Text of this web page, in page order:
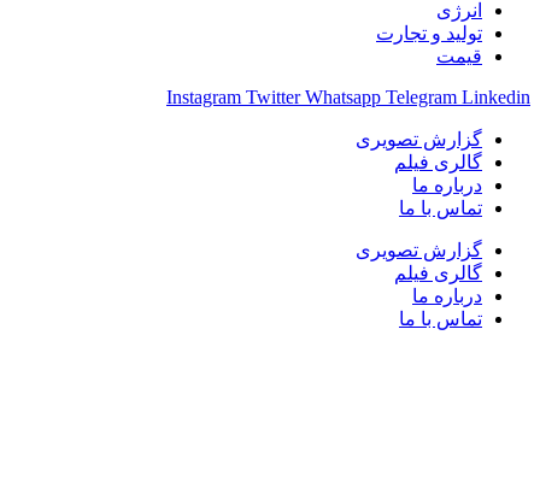
انرژی
تولید و تجارت
قیمت
Instagram Twitter Whatsapp Telegram Linkedin
گزارش تصویری
گالری فیلم
درباره ما
تماس با ما
گزارش تصویری
گالری فیلم
درباره ما
تماس با ما